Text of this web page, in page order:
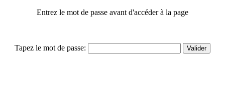
Entrez le mot de passe avant d'accéder à la page
Tapez le mot de passe: